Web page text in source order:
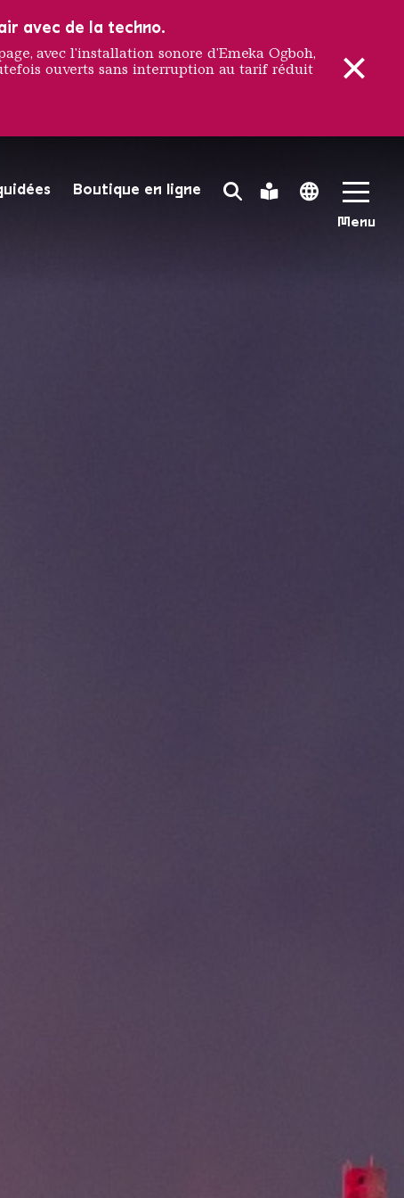
Search Toggle
Menu
Leichte Sprache
Language
Boutique en ligne
avec de la techno.
avec l'installation sonore d'Emeka Ogboh,
ouverts sans interruption au tarif réduit